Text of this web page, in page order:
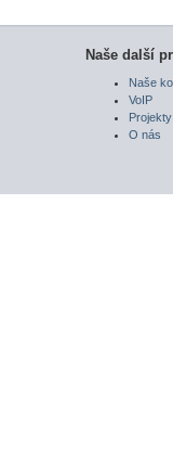
Naše další
Naše
VoIP
Projekty
O nás